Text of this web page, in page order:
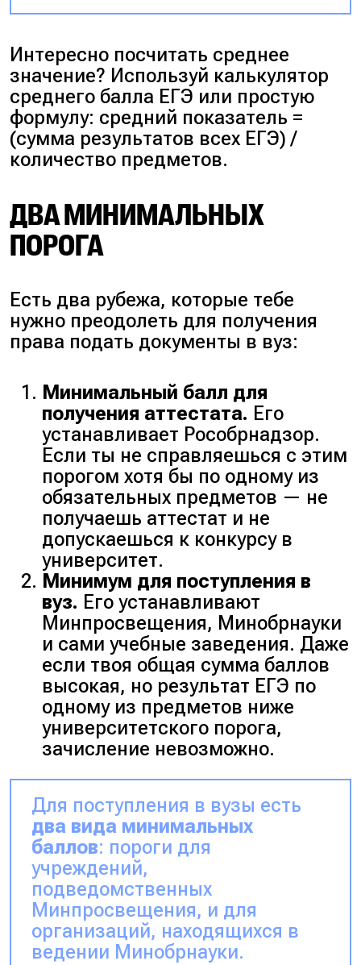
Интересно посчитать среднее
значение? Используй калькулятор
среднего балла ЕГЭ или простую
формулу: средний показатель =
(сумма результатов всех ЕГЭ) /
количество предметов.
ДВА МИНИМАЛЬНЫХ
ПОРОГА
Есть два рубежа, которые тебе
нужно преодолеть для получения
права подать документы в вуз:
Минимальный балл для
получения аттестата. Его
устанавливает Рособрнадзор.
Если ты не справляешься с этим
порогом хотя бы по одному из
обязательных предметов — не
получаешь аттестат и не
допускаешься к конкурсу в
университет.
Минимум для поступления в
вуз. Его устанавливают
Минпросвещения, Минобрнауки
и сами учебные заведения. Даже
если твоя общая сумма баллов
высокая, но результат ЕГЭ по
одному из предметов ниже
университетского порога,
зачисление невозможно.
Для поступления в вузы есть
два вида минимальных
баллов: пороги для
учреждений,
подведомственных
Минпросвещения, и для
организаций, находящихся в
ведении Минобрнауки.